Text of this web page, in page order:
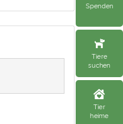
Spenden
Tiere
suchen
Tier
heime